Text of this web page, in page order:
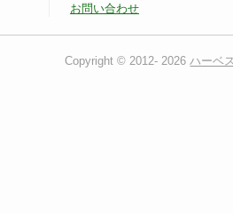
お問い合わせ
Copyright © 2012- 2026 ハーベ